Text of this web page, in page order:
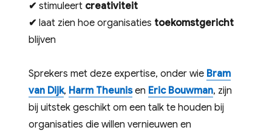
✔ stimuleert creativiteit
✔ laat zien hoe organisaties toekomstgericht
blijven
Sprekers met deze expertise, onder wie Bram
van Dijk, Harm Theunisen Eric Bouwman, zijn
bij uitstek geschikt om een talk te houden bij
organisaties die willen vernieuwen en